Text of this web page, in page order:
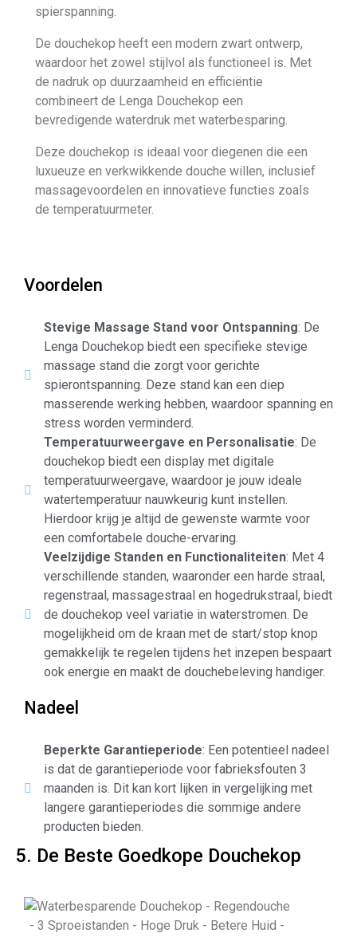
spierspanning.
De douchekop heeft een modern zwart ontwerp,
waardoor het zowel stijlvol als functioneel is. Met
de nadruk op duurzaamheid en efficiëntie
combineert de Lenga Douchekop een
bevredigende waterdruk met waterbesparing.
Deze douchekop is ideaal voor diegenen die een
luxueuze en verkwikkende douche willen, inclusief
massagevoordelen en innovatieve functies zoals
de temperatuurmeter.
Voordelen
Stevige Massage Stand voor Ontspanning: De
Lenga Douchekop biedt een specifieke stevige
massage stand die zorgt voor gerichte
spierontspanning. Deze stand kan een diep
masserende werking hebben, waardoor spanning en
stress worden verminderd.
Temperatuurweergave en Personalisatie: De
douchekop biedt een display met digitale
temperatuurweergave, waardoor je jouw ideale
watertemperatuur nauwkeurig kunt instellen.
Hierdoor krijg je altijd de gewenste warmte voor
een comfortabele douche-ervaring.
Veelzijdige Standen en Functionaliteiten: Met 4
verschillende standen, waaronder een harde straal,
regenstraal, massagestraal en hogedrukstraal, biedt
de douchekop veel variatie in waterstromen. De
mogelijkheid om de kraan met de start/stop knop
gemakkelijk te regelen tijdens het inzepen bespaart
ook energie en maakt de douchebeleving handiger.
Nadeel
Beperkte Garantieperiode: Een potentieel nadeel
is dat de garantieperiode voor fabrieksfouten 3
maanden is. Dit kan kort lijken in vergelijking met
langere garantieperiodes die sommige andere
producten bieden.
5. De Beste Goedkope Douchekop